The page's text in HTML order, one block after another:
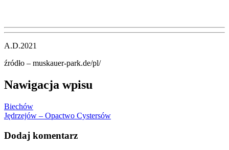
A.D.2021
źródło – muskauer-park.de/pl/
Nawigacja wpisu
Biechów
Jędrzejów – Opactwo Cystersów
Dodaj komentarz